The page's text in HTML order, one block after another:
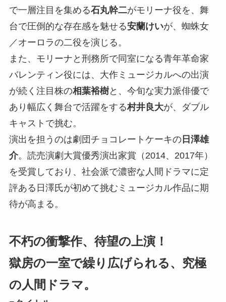
で一層注目を集める石丸幹二がモリーナ役を、舞
台で圧倒的な存在感を魅せる安蘭けいが、蜘蛛女
／オーロラの二役を演じる。
また、モリーナと刑務所で同室になる青年革命家
バレンティン役には、大作ミュージカルへの出演
が続く注目株の相葉裕樹と、今旬な実力派俳優で
あり幅広く舞台で活躍をする村井良大が、ダブル
キャストで挑む。
演出を担うのは劇団チョコレートケーキの日澤雄
介。読売演劇大賞優秀演出家賞（2014、2017年）
を受賞しており、社会派で濃密な人間ドラマに定
評ある日澤氏が初めて挑むミュージカル作品に期
待が高まる。
不朽の衝撃作、待望の上演！
獄房の一室で繰り広げられる、究極
の人間ドラマ。